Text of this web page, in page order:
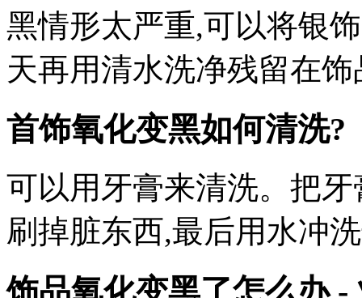
黑情形太严重,可以将银
天再用清水洗净残留在
首饰氧化变黑如何清洗?
可以用牙膏来清洗。把
刷掉脏东西,最后用水冲